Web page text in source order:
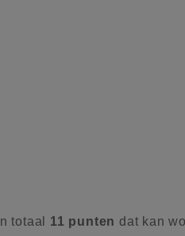
totaal 11 punten dat kan